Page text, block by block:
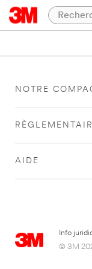
NOTRE
AIDE
Info
© 3M